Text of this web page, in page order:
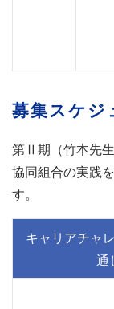
募集スケジ
第Ⅱ期（竹本先
協同組合の実践
す。
キャリアチャ
通